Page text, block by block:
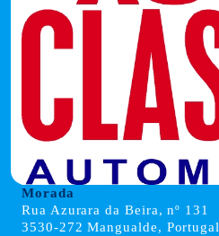
Morada
Rua Azurara da Beira, nº 131
3530-272 Mangualde, Portugal